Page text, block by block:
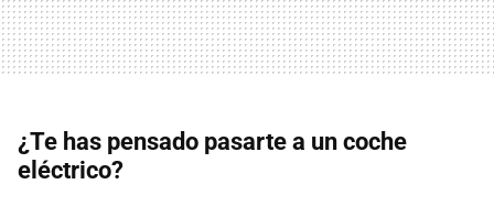
¿Te has pensado pasarte a un coche
eléctrico?